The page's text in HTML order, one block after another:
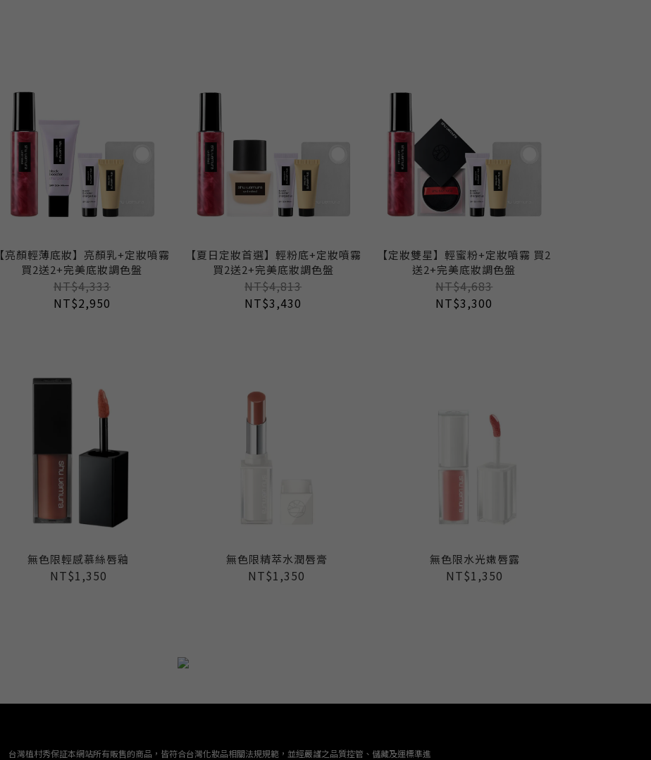
【亮顏輕薄底妝】亮顏乳+定妝噴霧
買2送2+完美底妝調色盤
NT$4,333
NT$2,950
【夏日定妝首選】輕粉底+定妝噴霧
買2送2+完美底妝調色盤
NT$4,813
NT$3,430
【定妝雙星】輕蜜粉+定妝噴霧 買2
送2+完美底妝調色盤
NT$4,683
NT$3,300
無色限輕感慕絲唇釉
NT$1,350
無色限精萃水潤唇膏
NT$1,350
無色限水光嫩唇露
NT$1,350
台灣植村秀保証本網站所有販售的商品，皆符合台灣化妝品相關法規規範，並經嚴謹之品質控管、儲藏及運標準進